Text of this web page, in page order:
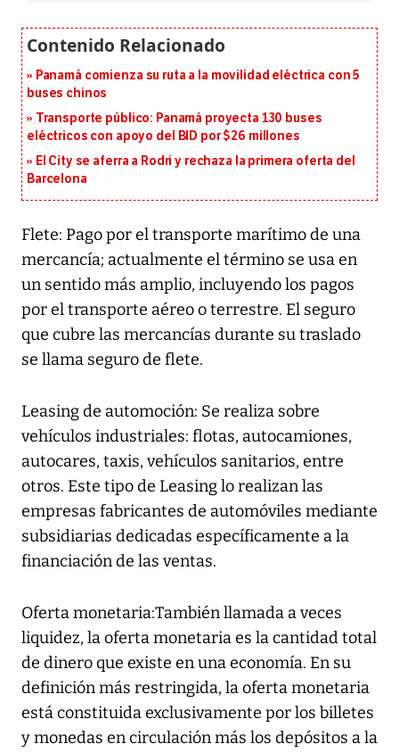
Panamá comienza su ruta a la movilidad eléctrica con 5
buses chinos
Transporte público: Panamá proyecta 130 buses
eléctricos con apoyo del BID por $26 millones
El City se aferra a Rodri y rechaza la primera oferta del
Barcelona
Flete: Pago por el transporte marítimo de una
mercancía; actualmente el término se usa en
un sentido más amplio, incluyendo los pagos
por el transporte aéreo o terrestre. El seguro
que cubre las mercancías durante su traslado
se llama seguro de flete.
Leasing de automoción: Se realiza sobre
vehículos industriales: flotas, autocamiones,
autocares, taxis, vehículos sanitarios, entre
otros. Este tipo de Leasing lo realizan las
empresas fabricantes de automóviles mediante
subsidiarias dedicadas específicamente a la
financiación de las ventas.
Oferta monetaria:También llamada a veces
liquidez, la oferta monetaria es la cantidad total
de dinero que existe en una economía. En su
definición más restringida, la oferta monetaria
está constituida exclusivamente por los billetes
y monedas en circulación más los depósitos a la